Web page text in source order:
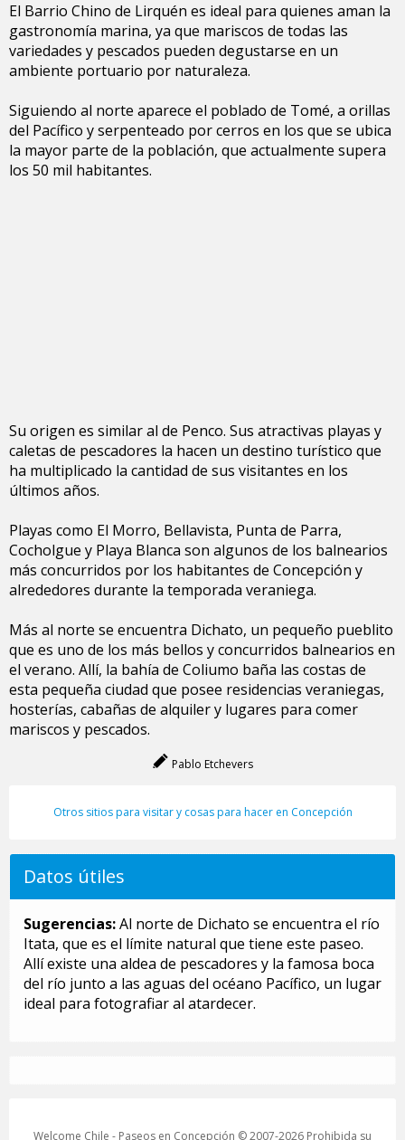
El Barrio Chino de Lirquén es ideal para quienes aman la
gastronomía marina, ya que mariscos de todas las
variedades y pescados pueden degustarse en un
ambiente portuario por naturaleza.
Siguiendo al norte aparece el poblado de Tomé, a orillas
del Pacífico y serpenteado por cerros en los que se ubica
la mayor parte de la población, que actualmente supera
los 50 mil habitantes.
Su origen es similar al de Penco. Sus atractivas playas y
caletas de pescadores la hacen un destino turístico que
ha multiplicado la cantidad de sus visitantes en los
últimos años.
Playas como El Morro, Bellavista, Punta de Parra,
Cocholgue y Playa Blanca son algunos de los balnearios
más concurridos por los habitantes de Concepción y
alrededores durante la temporada veraniega.
Más al norte se encuentra Dichato, un pequeño pueblito
que es uno de los más bellos y concurridos balnearios en
el verano. Allí, la bahía de Coliumo baña las costas de
esta pequeña ciudad que posee residencias veraniegas,
hosterías, cabañas de alquiler y lugares para comer
mariscos y pescados.
Pablo Etchevers
Otros sitios para visitar y cosas para hacer en Concepción
Datos útiles
Sugerencias:Al norte de Dichato se encuentra el río
Itata, que es el límite natural que tiene este paseo.
Allí existe una aldea de pescadores y la famosa boca
del río junto a las aguas del océano Pacífico, un lugar
ideal para fotografiar al atardecer.
Welcome Chile - Paseos en Concepción © 2007-2026 Prohibida su